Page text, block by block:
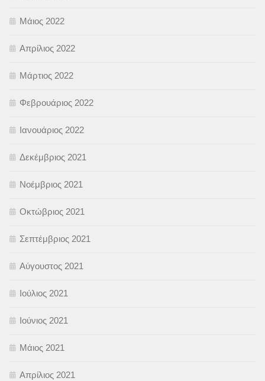
Μάιος 2022
Απρίλιος 2022
Μάρτιος 2022
Φεβρουάριος 2022
Ιανουάριος 2022
Δεκέμβριος 2021
Νοέμβριος 2021
Οκτώβριος 2021
Σεπτέμβριος 2021
Αύγουστος 2021
Ιούλιος 2021
Ιούνιος 2021
Μάιος 2021
Απρίλιος 2021